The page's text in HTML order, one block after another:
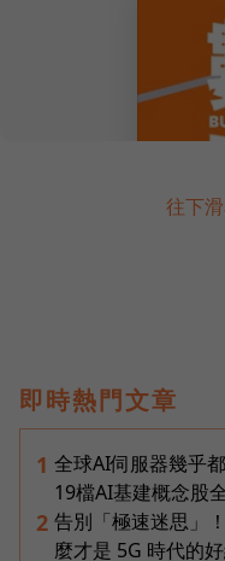
往下
即時熱門文章
1 全球AI伺服器幾乎
19檔AI基建概念股
2 告別「極速迷思」
麼才是 5G 時代的